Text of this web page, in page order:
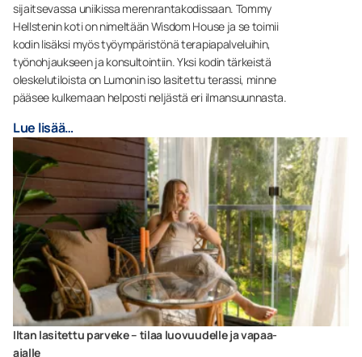
sijaitsevassa uniikissa merenrantakodissaan. Tommy
Hellstenin koti on nimeltään Wisdom House ja se toimii
kodin lisäksi myös työympäristönä terapiapalveluihin,
työnohjaukseen ja konsultointiin. Yksi kodin tärkeistä
oleskelutiloista on Lumonin iso lasitettu terassi, minne
pääsee kulkemaan helposti neljästä eri ilmansuunnasta.
Lue lisää…
Iltan lasitettu parveke – tilaa luovuudelle ja vapaa-
ajalle